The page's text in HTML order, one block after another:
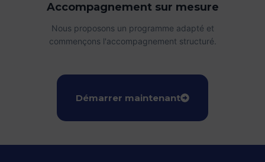
Accompagnement sur mesure
Nous proposons un programme adapté et
commençons l'accompagnement structuré.
Démarrer maintenant